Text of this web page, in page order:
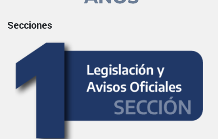
Secciones